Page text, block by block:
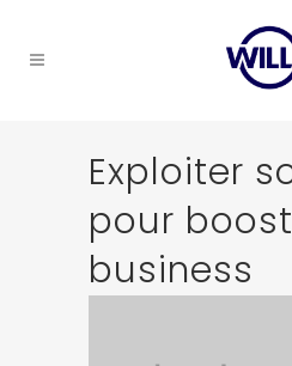
Exploiter
pour
business